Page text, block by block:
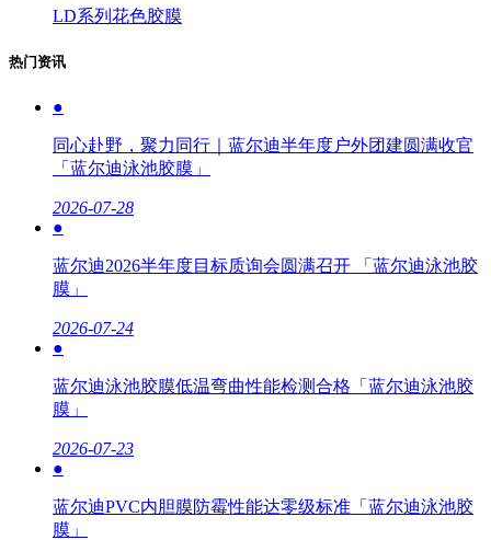
LD系列花色胶膜
热门资讯
●
同心赴野，聚力同行｜蓝尔迪半年度户外团建圆满收官
「蓝尔迪泳池胶膜」
2026-07-28
●
蓝尔迪2026半年度目标质询会圆满召开 「蓝尔迪泳池胶
膜」
2026-07-24
●
蓝尔迪泳池胶膜低温弯曲性能检测合格「蓝尔迪泳池胶
膜」
2026-07-23
●
蓝尔迪PVC内胆膜防霉性能达零级标准「蓝尔迪泳池胶
膜」